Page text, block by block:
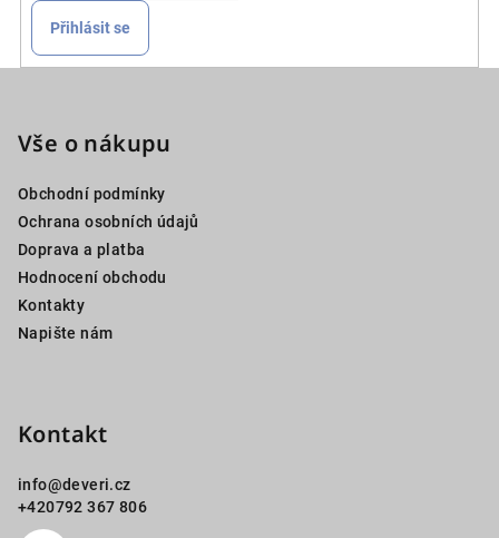
Přihlásit se
Vše o nákupu
Obchodní podmínky
Ochrana osobních údajů
Doprava a platba
Hodnocení obchodu
Kontakty
Napište nám
Kontakt
info@deveri.cz
+420792 367 806